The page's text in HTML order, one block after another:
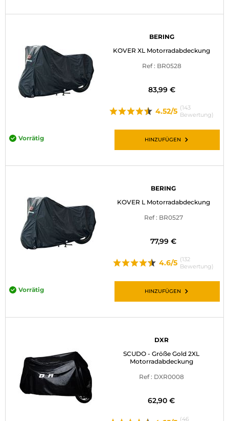
BERING
KOVER XL Motorradabdeckung
Ref : BR0528
83,99 €
4.52/5 (143
Bewertung)
Vorrätig HINZUFÜGEN
BERING
KOVER L Motorradabdeckung
Ref : BR0527
77,99 €
4.6/5 (132
Bewertung)
Vorrätig HINZUFÜGEN
DXR
SCUDO - Größe Gold 2XL
Motorradabdeckung
Ref : DXR0008
62,90 €
(46